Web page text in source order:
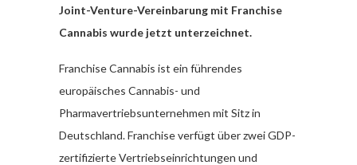
Joint-Venture-Vereinbarung mit Franchise
Cannabis wurde jetzt unterzeichnet.
Franchise Cannabis ist ein führendes
europäisches Cannabis- und
Pharmavertriebsunternehmen mit Sitz in
Deutschland. Franchise verfügt über zwei GDP-
zertifizierte Vertriebseinrichtungen und